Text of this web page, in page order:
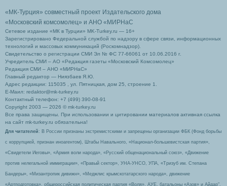
«МК-Турция» совместный проект Издательского дома
«Московский комсомолец» и АНО «МИРНаС
Сетевое издание «МК в Турции» MK-Turkey.ru — 16+
Зарегистрировано Федеральной службой по надзору в сфере связи, информационных
технологий и массовых коммуникаций (Роскомнадзор).
Свидетельство о регистрации СМИ Эл № ФС 77-66061 от 10.06.2016 г.
Учредитель СМИ – АО «Редакция газеты «Московский Комсомолец»
Редакция СМИ – АНО «МИРНаС»
Главный редактор — Ниязбаев Я.Ю.
Адрес редакции: 115035 , ул. Пятницкая, дом 25, строение 1.
Е-Маил: redaktor@mk-turkey.ru
Контактный телефон: +7 (499) 390-08-91
Copyright 2003 — 2026 © mk-turkey.ru
Все права защищены. При использовании и цитировании материалов активная ссылка
на сайт mk-turkey.ru обязательна!
Для читателей : В России признаны экстремистскими и запрещены организации ФБК (Фонд борьбы
с коррупцией, признан иноагентом), Штабы Навального, «Национал-большевистская партия»,
«Свидетели Иеговы», «Армия воли народа», «Русский общенациональный союз», «Движение
против нелегальной иммиграции», «Правый сектор», УНА-УНСО, УПА, «Тризуб им. Степана
Бандеры», «Мизантропик дивижн», «Меджлис крымскотатарского народа», движение
«Артподготовка», общероссийская политическая партия «Воля», АУЕ, батальоны «Азов» и Айдар″.